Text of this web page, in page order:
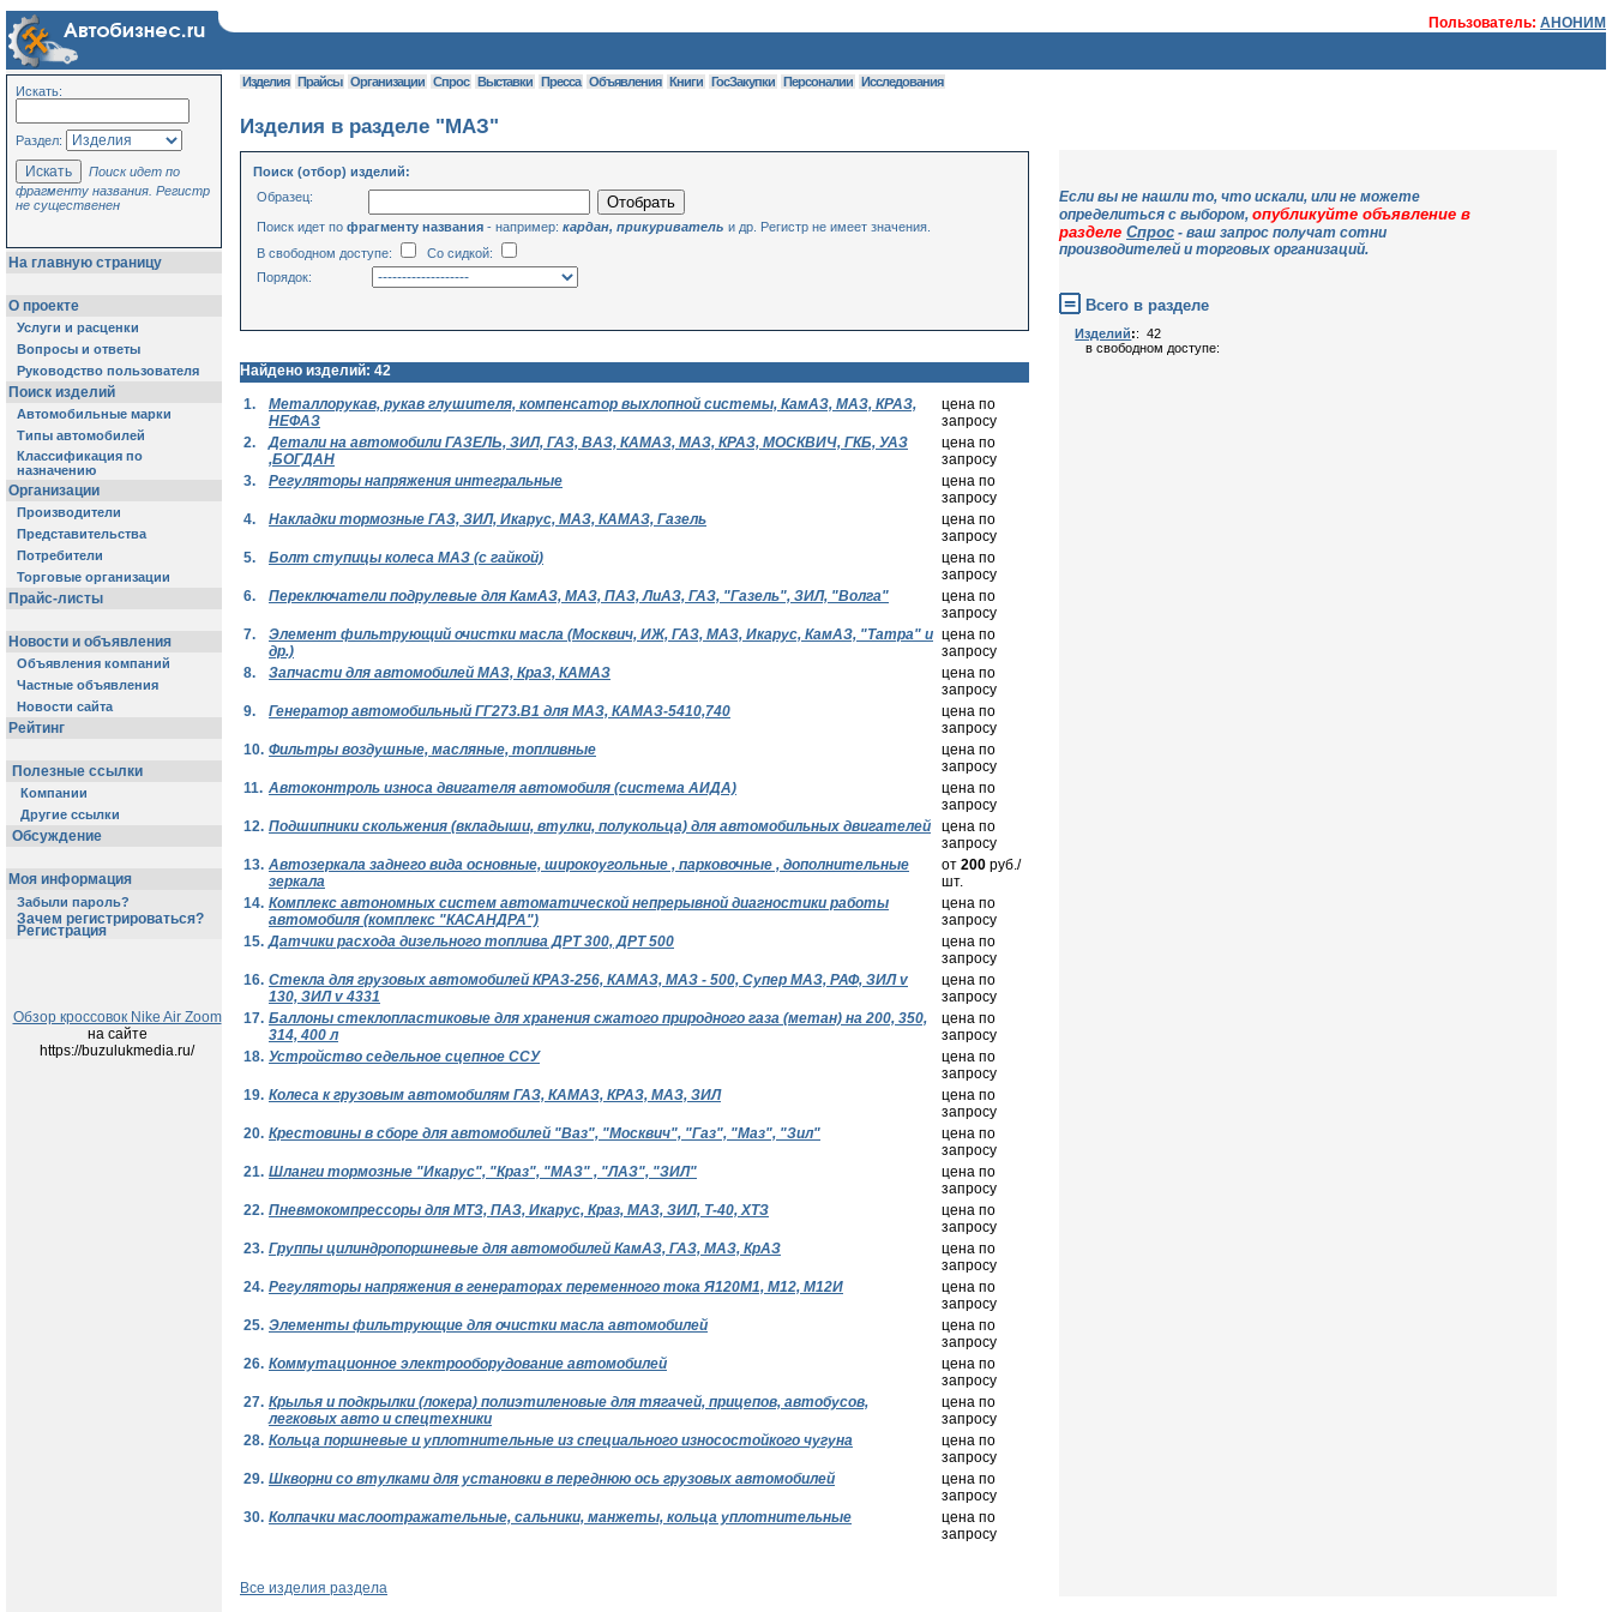
Пользователь: АНОНИМ
Искать:
Раздел:
Поиск идет по
фрагменту названия. Регистр
не существенен
На главную страницу
О проекте
Услуги и расценки
Вопросы и ответы
Руководство пользователя
Поиск изделий
Автомобильные марки
Типы автомобилей
Классификация по
назначению
Организации
Производители
Представительства
Потребители
Торговые организации
Прайс-листы
Новости и объявления
Объявления компаний
Частные объявления
Новости сайта
Рейтинг
Полезные ссылки
Компании
Другие ссылки
Обсуждение
Моя информация
Забыли пароль?
Зачем регистрироваться?
Регистрация
Обзор кроссовок Nike Air Zoom
на сайте
https://buzulukmedia.ru/
Изделия Прайсы Организации Спрос Выставки Пресса Объявления Книги ГосЗакупки Персоналии Исследования
Изделия в разделе "МАЗ"
Поиск (отбор) изделий:
Образец:
Поиск идет по фрагменту названия - например: кардан, прикуриватель и др. Регистр не имеет значения.
В свободном доступе:
Со сидкой:
Порядок:
Найдено изделий: 42
1.
Металлорукав, рукав глушителя, компенсатор выхлопной системы, КамАЗ, МАЗ, КРАЗ,
НЕФАЗ
цена по
запросу
2.
Детали на автомобили ГАЗЕЛЬ, ЗИЛ, ГАЗ, ВАЗ, КАМАЗ, МАЗ, КРАЗ, МОСКВИЧ, ГКБ, УАЗ
,БОГДАН
цена по
запросу
3.
Регуляторы напряжения интегральные
цена по
запросу
4.
Накладки тормозные ГАЗ, ЗИЛ, Икарус, МАЗ, КАМАЗ, Газель
цена по
запросу
5.
Болт ступицы колеса МАЗ (с гайкой)
цена по
запросу
6.
Переключатели подрулевые для КамАЗ, МАЗ, ПАЗ, ЛиАЗ, ГАЗ, "Газель", ЗИЛ, "Волга"
цена по
запросу
7.
Элемент фильтрующий очистки масла (Москвич, ИЖ, ГАЗ, МАЗ, Икарус, КамАЗ, "Татра" и
др.)
цена по
запросу
8.
Запчасти для автомобилей МАЗ, КраЗ, КАМАЗ
цена по
запросу
9.
Генератор автомобильный ГГ273.В1 для МАЗ, КАМАЗ-5410,740
цена по
запросу
10. Фильтры воздушные, масляные, топливные
цена по
запросу
11. Автоконтроль износа двигателя автомобиля (система АИДА)
цена по
запросу
12. Подшипники скольжения (вкладыши, втулки, полукольца) для автомобильных двигателей
цена по
запросу
13. Автозеркала заднего вида основные, широкоугольные , парковочные , дополнительные
зеркала
от 200 руб./
шт.
14. Комплекс автономных систем автоматической непрерывной диагностики работы
автомобиля (комплекс "КАСАНДРА")
цена по
запросу
15. Датчики расхода дизельного топлива ДРТ 300, ДРТ 500
цена по
запросу
16. Стекла для грузовых автомобилей КРАЗ-256, КАМАЗ, МАЗ - 500, Супер МАЗ, РАФ, ЗИЛ v
130, ЗИЛ v 4331
цена по
запросу
17. Баллоны стеклопластиковые для хранения сжатого природного газа (метан) на 200, 350,
314, 400 л
цена по
запросу
18. Устройство седельное сцепное ССУ
цена по
запросу
19. Колеса к грузовым автомобилям ГАЗ, КАМАЗ, КРАЗ, МАЗ, ЗИЛ
цена по
запросу
20. Крестовины в сборе для автомобилей "Ваз", "Москвич", "Газ", "Маз", "Зил"
цена по
запросу
21. Шланги тормозные "Икарус", "Краз", "МАЗ" , "ЛАЗ", "ЗИЛ"
цена по
запросу
22. Пневмокомпрессоры для МТЗ, ПАЗ, Икарус, Краз, МАЗ, ЗИЛ, Т-40, ХТЗ
цена по
запросу
23. Группы цилиндропоршневые для автомобилей КамАЗ, ГАЗ, МАЗ, КрАЗ
цена по
запросу
24. Регуляторы напряжения в генераторах переменного тока Я120М1, М12, М12И
цена по
запросу
25. Элементы фильтрующие для очистки масла автомобилей
цена по
запросу
26. Коммутационное электрооборудование автомобилей
цена по
запросу
27. Крылья и подкрылки (локера) полиэтиленовые для тягачей, прицепов, автобусов,
легковых авто и спецтехники
цена по
запросу
28. Кольца поршневые и уплотнительные из специального износостойкого чугуна
цена по
запросу
29. Шкворни со втулками для установки в переднюю ось грузовых автомобилей
цена по
запросу
30. Колпачки маслоотражательные, сальники, манжеты, кольца уплотнительные
цена по
запросу
Все изделия раздела
Если вы не нашли то, что искали, или не можетe
определиться с выбором, опубликуйте объявление в
разделе Спрос - ваш запрос получат сотни
производителей и торговых организаций.
Всего в разделе
Изделий:: 42
в свободном доступе: